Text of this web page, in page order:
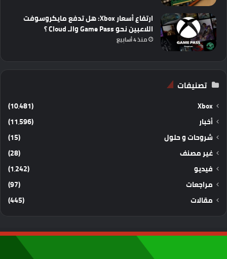
ارتفاع أسعار Xbox: هل تدفع مايكروسوفت
اللاعبين نحو Game Pass والـ Cloud ؟
منذ 4 أسابيع
تصنيفات
Xbox
(10٬481)
أخبار
(11٬596)
شروحات و حلول
(15)
غير مصنف
(28)
فيديو
(1٬242)
مراجعات
(97)
مقالات
(445)